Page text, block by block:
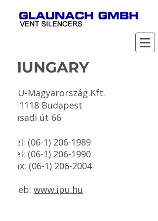
HUNGARY
IPU-Magyarország Kft.
H-1118 Budapest
Sasadi út 66
Tel: (06-1) 206-1989
Tel: (06-1) 206-1990
Fax: (06-1) 206-2004
Web: www.ipu.hu